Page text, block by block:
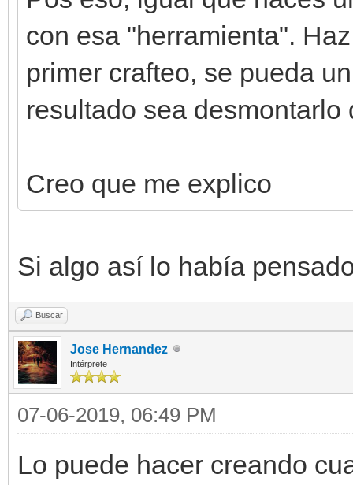
con esa "herramienta".
primer crafteo, se pueda
resultado sea desmontarlo
Creo que me explico
Si algo así lo había
Buscar
Jose Hernandez
Intérprete
07-06-2019, 06:49 PM
Lo puede hacer creando